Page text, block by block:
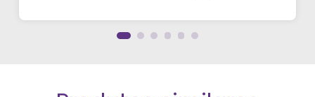
perfumes!”